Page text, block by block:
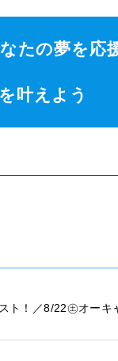
たの夢を応
叶えよう
ト！／8/22㊏オーキ